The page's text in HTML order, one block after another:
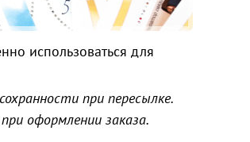
использоваться для
при пересылке.
оформлении заказа.